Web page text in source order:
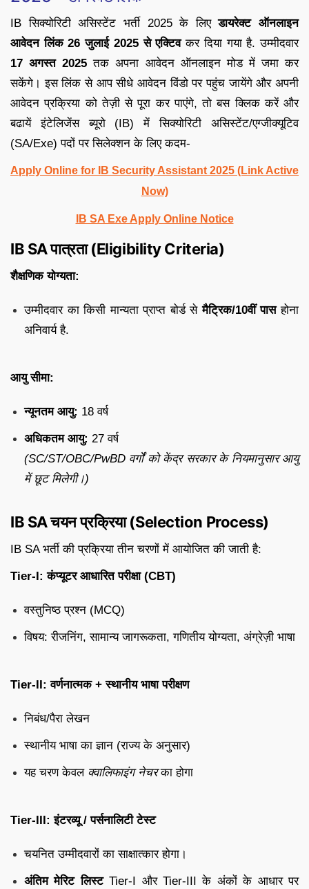
IB सिक्योरिटी असिस्टेंट भर्ती 2025 के लिएडायरेक्ट ऑनलाइन
आवेदन लिंक 26 जुलाई 2025 से एक्टिवकर दिया गया है. उम्मीदवार
17 अगस्त 2025 तक अपना आवेदन ऑनलाइन मोड में जमा कर
सकेंगे। इस लिंक से आप सीधे आवेदन विंडो पर पहुंच जायेंगे और अपनी
आवेदन प्रक्रिया को तेज़ी से पूरा कर पाएंगे, तो बस क्लिक करें और
बढायें इंटेलिजेंस ब्यूरो (IB) में सिक्योरिटी असिस्टेंट/एग्जीक्यूटिव
(SA/Exe) पदों पर सिलेक्शन के लिए कदम-
Apply Online for IB Security Assistant 2025 (Link Active
Now)
IB SA Exe Apply Online Notice
IB SA पात्रता (Eligibility Criteria)
शैक्षणिक योग्यता:
उम्मीदवार का किसी मान्यता प्राप्त बोर्ड सेमैट्रिक/10वीं पासहोना
अनिवार्य है.
आयु सीमा:
न्यूनतम आयु: 18 वर्ष
अधिकतम आयु: 27 वर्ष
(SC/ST/OBC/PwBD वर्गों को केंद्र सरकार के नियमानुसार आयु
में छूट मिलेगी।)
IB SA चयन प्रक्रिया (Selection Process)
IB SA भर्ती की प्रक्रिया तीन चरणों में आयोजित की जाती है:
Tier-I: कंप्यूटर आधारित परीक्षा (CBT)
वस्तुनिष्ठ प्रश्न (MCQ)
विषय: रीजनिंग, सामान्य जागरूकता, गणितीय योग्यता, अंग्रेज़ी भाषा
Tier-II: वर्णनात्मक + स्थानीय भाषा परीक्षण
निबंध/पैरा लेखन
स्थानीय भाषा का ज्ञान (राज्य के अनुसार)
यह चरण केवल क्वालिफाइंग नेचरका होगा
Tier-III: इंटरव्यू / पर्सनालिटी टेस्ट
चयनित उम्मीदवारों का साक्षात्कार होगा।
अंतिम मेरिट लिस्टTier-I और Tier-III के अंकों के आधार पर